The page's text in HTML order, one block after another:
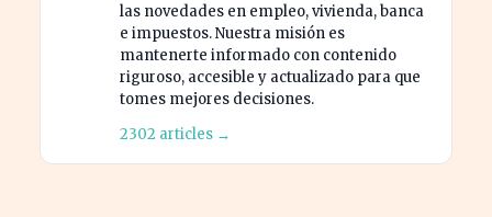
las novedades en empleo, vivienda, banca
e impuestos. Nuestra misión es
mantenerte informado con contenido
riguroso, accesible y actualizado para que
tomes mejores decisiones.
2302 articles →